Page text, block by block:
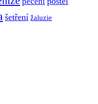
šetření žaluzie